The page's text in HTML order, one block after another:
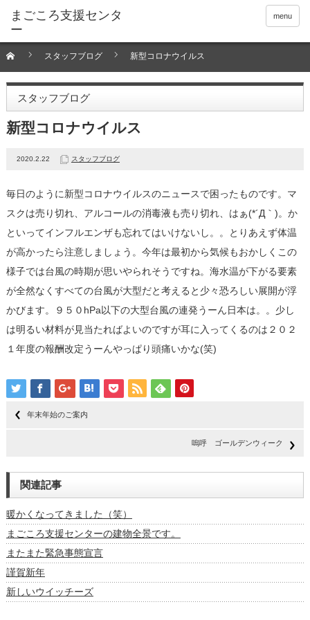
menu
スタッフブログ 新型コロナウイルス
スタッフブログ
新型コロナウイルス
2020.2.22 スタッフブログ
毎日のように新型コロナウイルスのニュースで困ったものです。マ
スクは売り切れ、アルコールの消毒液も売り切れ、はぁ(*´Д｀)。か
といってインフルエンザも忘れてはいけないし。。とりあえず体温
が高かったら注意しましょう。今年は最初から気候もおかしくこの
様子では台風の時期が思いやられそうですね。海水温が下がる要素
が全然なくすべての台風が大型だと考えると少々恐ろしい展開が浮
かびます。９５０hPa以下の大型台風の連発うーん日本は。。少し
は明るい材料が見当たればよいのですが耳に入ってくるのは２０２
１年度の報酬改定うーんやっぱり頭痛いかな(笑)
年末年始のご案内
嗚呼 ゴールデンウィーク
関連記事
暖かくなってきました（笑）
まごころ支援センターの建物全景です。
またまた緊急事態宣言
謹賀新年
新しいウイッチーズ